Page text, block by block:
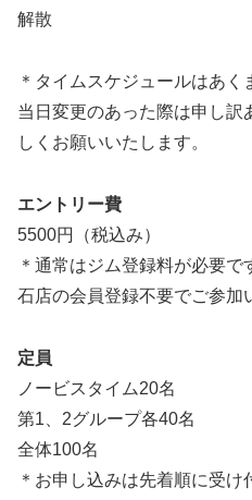
解散
＊タイムスケジュールはあく
当日変更のあった際は申し訳
しくお願いいたします。
エントリー費
5500円（税込み）
＊通常はジム登録料が必要
石店の会員登録不要でご参加
定員
ノービスタイム20名
第1、2グループ各40名
全体100名
＊お申し込みは先着順に受